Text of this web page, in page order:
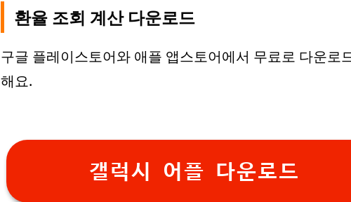
환율 조회 계산 다운로드
구글 플레이스토어와 애플 앱스토어에서 무료로 다운로
해요.
갤럭시 어플 다운로드